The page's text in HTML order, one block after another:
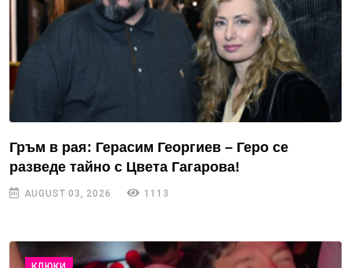
Гръм в рая: Герасим Георгиев – Геро се
разведе тайно с Цвета Гагарова!
AUGUST 03, 2026 1113